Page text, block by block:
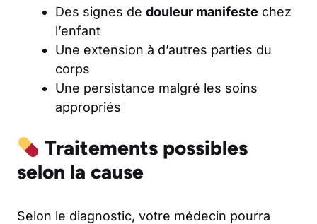
Des signes de douleur manifeste chez
l’enfant
Une extension à d’autres parties du
corps
Une persistance malgré les soins
appropriés
Traitements possibles
selon la cause
Selon le diagnostic, votre médecin pourra